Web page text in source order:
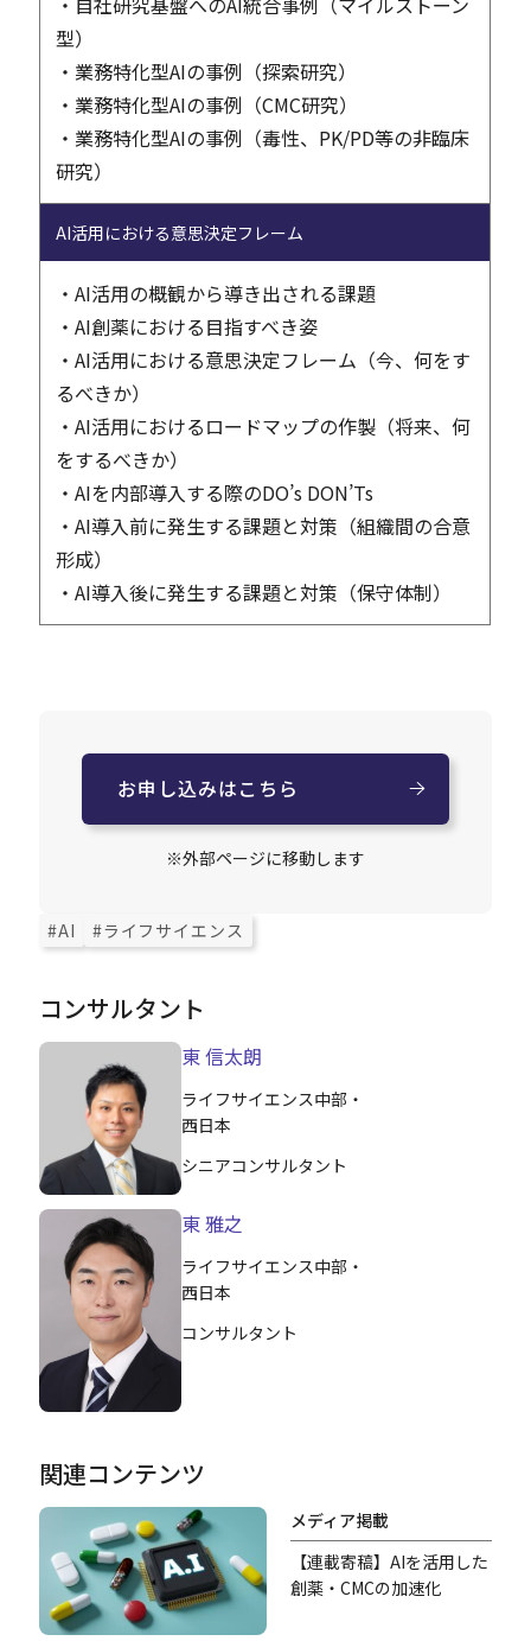
型）
・業務特化型AIの事例（探索研究）
・業務特化型AIの事例（CMC研究）
・業務特化型AIの事例（毒性、PK/PD等の非臨床
研究）
AI活用における意思決定フレーム
・AI活用の概観から導き出される課題
・AI創薬における目指すべき姿
・AI活用における意思決定フレーム（今、何をす
るべきか）
・AI活用におけるロードマップの作製（将来、何
をするべきか）
・AIを内部導入する際のDO’s DON’Ts
・AI導入前に発生する課題と対策（組織間の合意
形成）
・AI導入後に発生する課題と対策（保守体制）
お申し込みはこちら
※外部ページに移動します
#AI #ライフサイエンス
コンサルタント
東 信太朗
ライフサイエンス中部・
西日本
シニアコンサルタント
東 雅之
ライフサイエンス中部・
西日本
コンサルタント
関連コンテンツ
メディア掲載
【連載寄稿】AIを活用した
創薬・CMCの加速化